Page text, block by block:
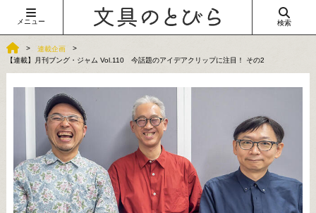
メニュー 検索
連載企画
【連載】月刊ブング・ジャム Vol.110 今話題のアイデアクリップに注目！ その2